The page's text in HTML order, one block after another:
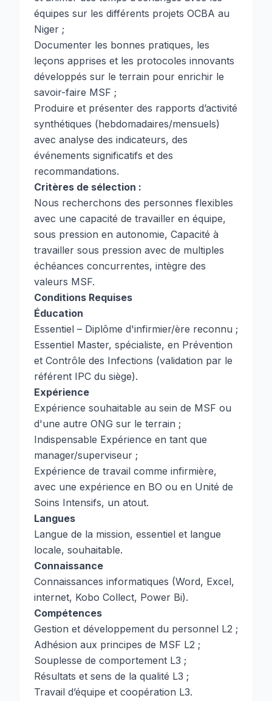
équipes sur les différents projets OCBA au
Niger ;
Documenter les bonnes pratiques, les
leçons apprises et les protocoles innovants
développés sur le terrain pour enrichir le
savoir-faire MSF ;
Produire et présenter des rapports d’activité
synthétiques (hebdomadaires/mensuels)
avec analyse des indicateurs, des
événements significatifs et des
recommandations.
Critères de sélection :
Nous recherchons des personnes flexibles
avec une capacité de travailler en équipe,
sous pression en autonomie, Capacité à
travailler sous pression avec de multiples
échéances concurrentes, intègre des
valeurs MSF.
Conditions Requises
Éducation
Essentiel – Diplôme d'infirmier/ère reconnu ;
Essentiel Master, spécialiste, en Prévention
et Contrôle des Infections (validation par le
référent IPC du siège).
Expérience
Expérience souhaitable au sein de MSF ou
d'une autre ONG sur le terrain ;
Indispensable Expérience en tant que
manager/superviseur ;
Expérience de travail comme infirmière,
avec une expérience en BO ou en Unité de
Soins Intensifs, un atout.
Langues
Langue de la mission, essentiel et langue
locale, souhaitable.
Connaissance
Connaissances informatiques (Word, Excel,
internet, Kobo Collect, Power Bi).
Compétences
Gestion et développement du personnel L2 ;
Adhésion aux principes de MSF L2 ;
Souplesse de comportement L3 ;
Résultats et sens de la qualité L3 ;
Travail d’équipe et coopération L3.